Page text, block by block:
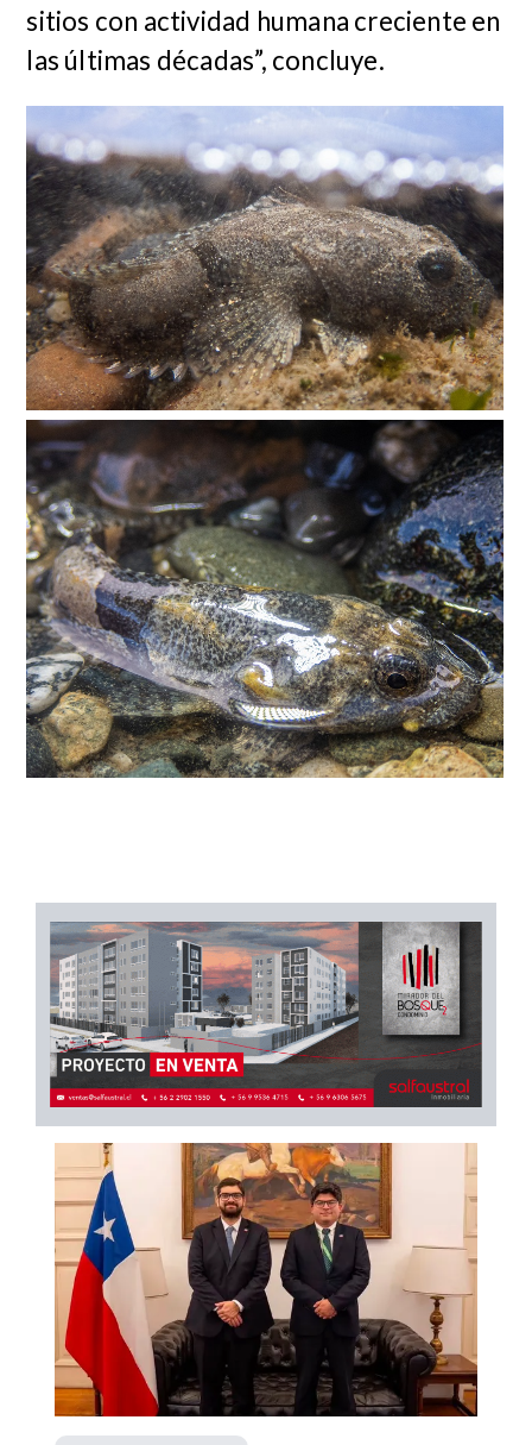
sitios con actividad humana creciente en
las últimas décadas”, concluye.